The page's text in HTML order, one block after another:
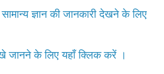
ज्ञान की जानकारी देखने के लिए
जानने के लिए यहाँ क्लिक करें ।